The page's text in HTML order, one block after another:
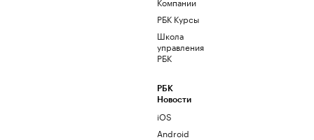
РБК Курсы
Школа
управления
РБК
РБК
Новости
iOS
Android